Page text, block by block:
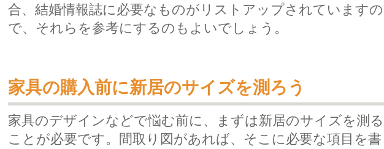
合、結婚情報誌に必要なものがリストアップされていますの
で、それらを参考にするのもよいでしょう。
家具の購入前に新居のサイズを測ろう
家具のデザインなどで悩む前に、まずは新居のサイズを測る
ことが必要です。間取り図があれば、そこに必要な項目を書